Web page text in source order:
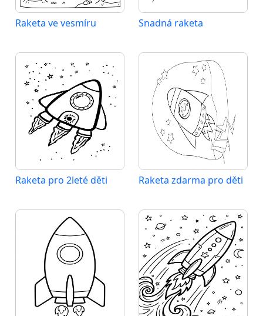
Raketa ve vesmíru Snadná raketa
Raketa pro 2leté děti Raketa zdarma pro děti